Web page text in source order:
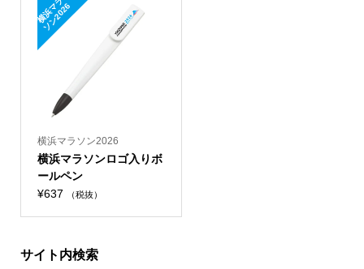
横
浜
マ
ラ
ソ
ン
2
0
2
6
横浜マラソン2026
横浜マラソンロゴ入りボ
ールペン
¥637 （税抜）
サイト内検索